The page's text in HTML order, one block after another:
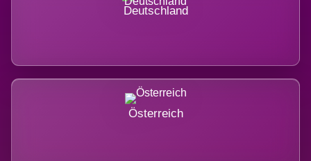
Deutschland
Österreich